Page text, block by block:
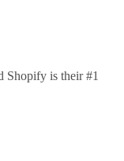
Shopify is their #1